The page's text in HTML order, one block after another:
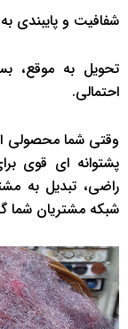
شفافیت و پایبندی
تحویل به موقع،
احتمالی.
وقتی شما محصولی
پشتوانه ای قوی
راضی، تبدیل به
شبکه مشتریان شما